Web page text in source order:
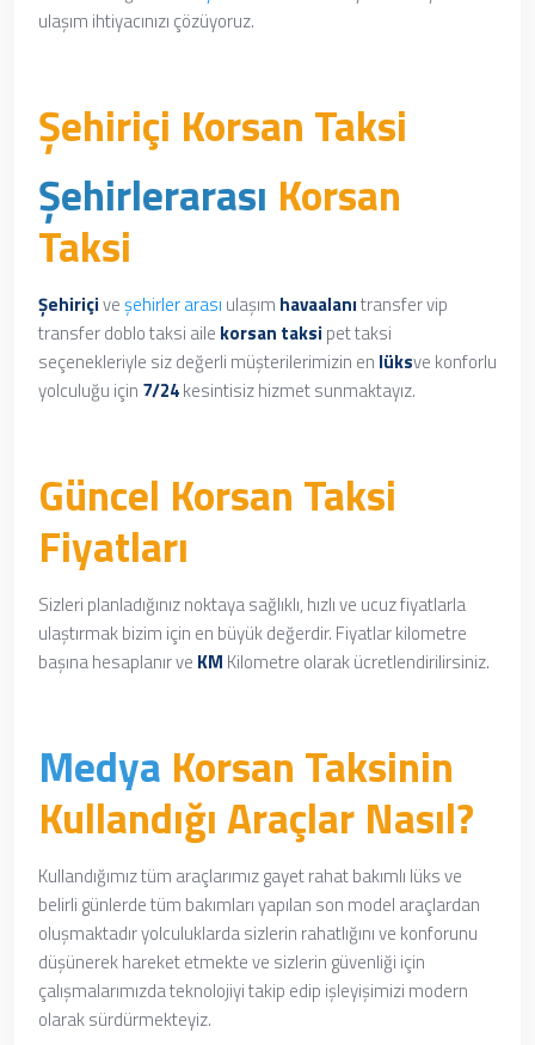
ulaşım ihtiyacınızı çözüyoruz.
Şehiriçi Korsan Taksi
Şehirlerarası Korsan
Taksi
Şehiriçiveşehirler arası ulaşım havaalanıtransfer vip
transfer doblo taksi aile korsan taksi pet taksi
seçenekleriyle siz değerli müşterilerimizin en lüksve konforlu
yolculuğu için 7/24kesintisiz hizmet sunmaktayız.
Güncel Korsan Taksi
Fiyatları
Sizleri planladığınız noktaya sağlıklı, hızlı ve ucuz fiyatlarla
ulaştırmak bizim için en büyük değerdir. Fiyatlar kilometre
başına hesaplanır ve KM Kilometre olarak ücretlendirilirsiniz.
Medya Korsan Taksinin
Kullandığı Araçlar Nasıl?
Kullandığımız tüm araçlarımızgayet rahatbakımlı lüks ve
belirli günlerde tüm bakımları yapılan son model araçlardan
oluşmaktadır yolculuklarda sizlerin rahatlığını ve konforunu
düşünerek hareket etmekte ve sizlerin güvenliği için
çalışmalarımızda teknolojiyi takip edip işleyişimizi modern
olarak sürdürmekteyiz.